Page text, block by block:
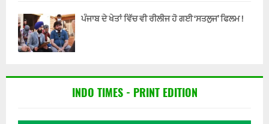
ਪੰਜਾਬ ਦੇ ਖੇਤਾਂ ਵਿੱਚ ਵੀ ਰੀਲੀਜ ਹੋ ਗਈ ‘ਸਤਲੁਜ’ ਫਿਲਮ !
INDO TIMES - PRINT EDITION